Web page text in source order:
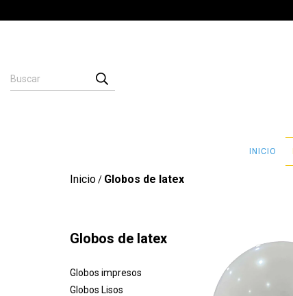
INICIO
Inicio/ Globos de latex
Globos de latex
Globos impresos
Globos Lisos